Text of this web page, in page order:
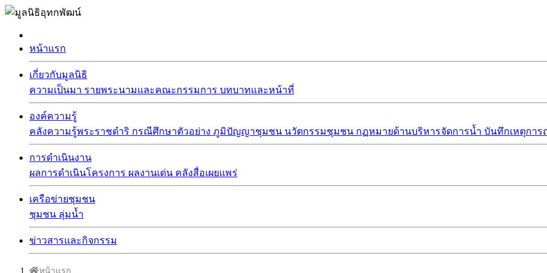
หน้าแรก
เกี่ยวกับมูลนิธิ
ความเป็นมา รายพระนามและคณะกรรมการ บทบาทและหน้าที่
องค์ความรู้
คลังความรู้พระราชดำริ กรณีศึกษาตัวอย่าง ภูมิปัญญาชุมชน นวัตกรรมชุมชน กฏหมายด้านบริหารจัดการน้ำ บันทึกเหตุกา
การดำเนินงาน
ผลการดำเนินโครงการ ผลงานเด่น คลังสื่อเผยแพร่
เครือข่ายชุมชน
ชุมชน ลุ่มน้ำ
ข่าวสารและกิจกรรม
หน้าแรก